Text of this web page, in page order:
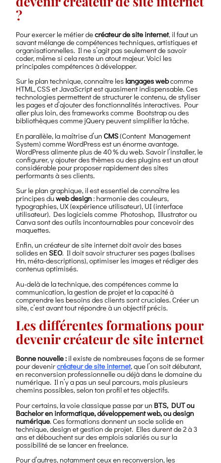
?
Pour exercer le métier decréateur de site internet, il faut un
savant mélange de compétences techniques, artistiques et
organisationnelles. Il ne s’agit pas seulement de savoir
coder, même si cela reste un atout majeur. Voici les
principales compétences à développer.
Sur le plan technique, connaître les langages webcomme
HTML, CSS et JavaScript est quasiment indispensable. Ces
technologies permettent de structurer le contenu, de styliser
les pages et d’ajouter des fonctionnalités interactives. Pour
aller plus loin, des frameworks comme Bootstrap ou des
bibliothèques comme jQuery peuvent simplifier la tâche.
En parallèle, la maîtrise d’unCMS(Content Management
System) comme WordPress est un énorme avantage.
WordPress alimente plus de 40 % du web. Savoir l’installer, le
configurer, y ajouter des thèmes ou des plugins est un atout
considérable pour proposer rapidement des sites
performants à ses clients.
Sur le plan graphique, il est essentiel de connaître les
principes duweb design : harmonie des couleurs,
typographies, UX (expérience utilisateur), UI (interface
utilisateur). Des logiciels comme Photoshop, Illustrator ou
Canva sont des outils incontournables pour concevoir des
maquettes.
Enfin, un créateur de site internet doit avoir des bases
solides enSEO. Il doit savoir structurer ses pages (balises
Hn, méta-descriptions), optimiser les images et rédiger des
contenus optimisés.
Au-delà de la technique, des compétences comme la
communication, la gestion de projet et la capacité à
comprendre les besoins des clients sont cruciales. Créer un
site, c’est avant tout répondre à un objectif précis.
Les différentes formations pour
devenir créateur de site internet
Bonne nouvelle : il existe de nombreuses façons de se former
pour devenircréateur de site internet, que l’on soit débutant,
en reconversion professionnelle ou déjà dans le domaine du
numérique. Il n’y a pas un seul parcours, mais plusieurs
chemins possibles, selon ton profil et tes objectifs.
Pour certains, la voie classique passe par un BTS, DUT ou
Bachelor en informatique, développement web, ou design
numérique. Ces formations donnent un socle solide en
technique, design et gestion de projet. Elles durent de 2 à 3
ans et débouchent sur des emplois salariés ou sur la
possibilité de se lancer en freelance.
Pour d’autres, notamment ceux en reconversion, les